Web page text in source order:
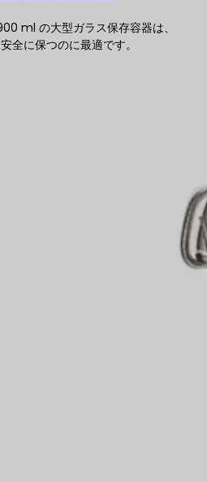
ml の大型ガラス保存容器は、
全に保つのに最適です。